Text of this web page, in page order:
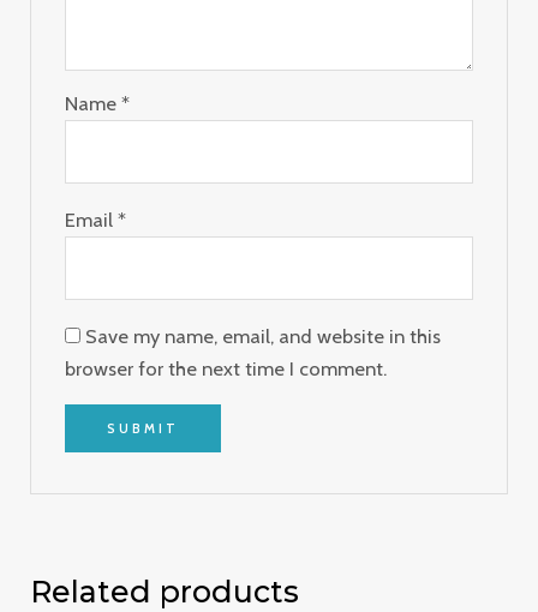
Name *
Email *
Save my name, email, and website in this
browser for the next time I comment.
Related products